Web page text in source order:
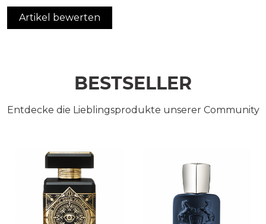
Artikel bewerten
BESTSELLER
Entdecke die Lieblingsprodukte unserer Community